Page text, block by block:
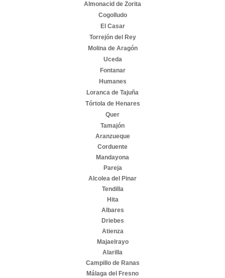
Almonacid de Zorita
Cogolludo
El Casar
Torrejón del Rey
Molina de Aragón
Uceda
Fontanar
Humanes
Loranca de Tajuña
Tórtola de Henares
Quer
Tamajón
Aranzueque
Corduente
Mandayona
Pareja
Alcolea del Pinar
Tendilla
Hita
Albares
Driebes
Atienza
Majaelrayo
Alarilla
Campillo de Ranas
Málaga del Fresno